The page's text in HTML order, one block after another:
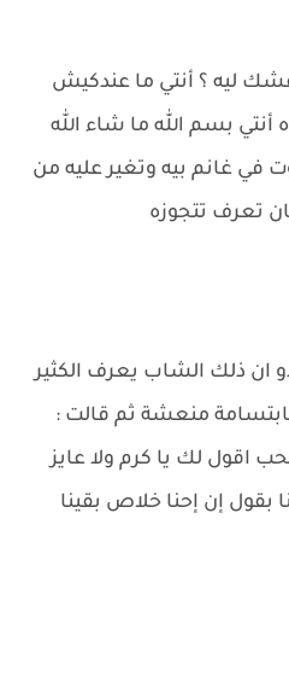
ليه ؟ أنتي ما عندكيش
أنتي بسم الله ما شاء الله
في غانم بيه وتغير عليه من
تعرف تتجوزه
ان ذلك الشاب يعرف الكثير
منعشة ثم قالت :
لك يا كرم ولا عايز
بقول إن إحنا خلاص بقينا